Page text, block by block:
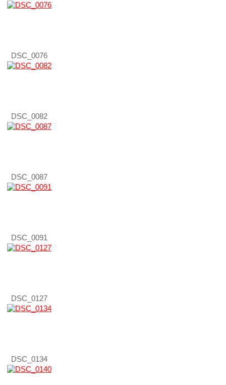
DSC_0076
DSC_0082
DSC_0087
DSC_0091
DSC_0127
DSC_0134